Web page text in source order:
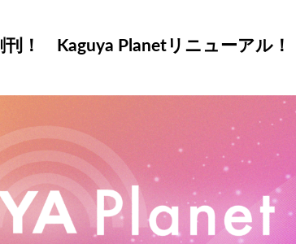
刊！ Kaguya Planetリニューアル！